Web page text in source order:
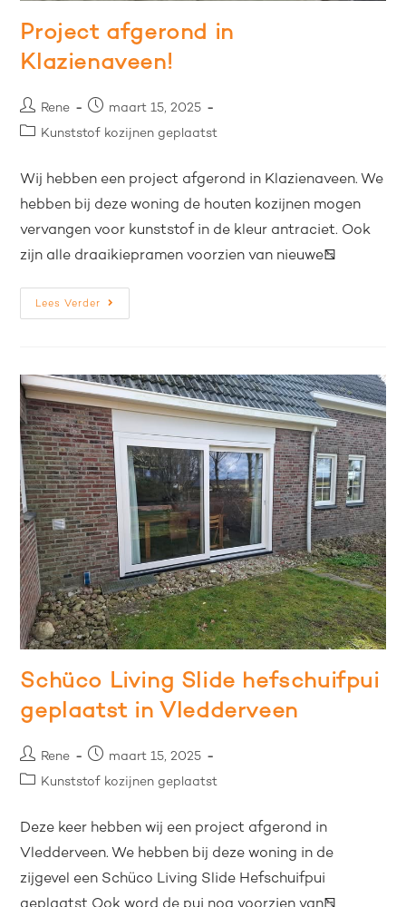
Project afgerond in
Klazienaveen!
Rene
maart 15, 2025
Kunststof kozijnen geplaatst
Wij hebben een project afgerond in Klazienaveen. We
hebben bij deze woning de houten kozijnen mogen
vervangen voor kunststof in de kleur antraciet. Ook
zijn alle draaikiepramen voorzien van nieuwe…
Lees Verder
Schüco Living Slide hefschuifpui
geplaatst in Vledderveen
Rene
maart 15, 2025
Kunststof kozijnen geplaatst
Deze keer hebben wij een project afgerond in
Vledderveen. We hebben bij deze woning in de
zijgevel een Schüco Living Slide Hefschuifpui